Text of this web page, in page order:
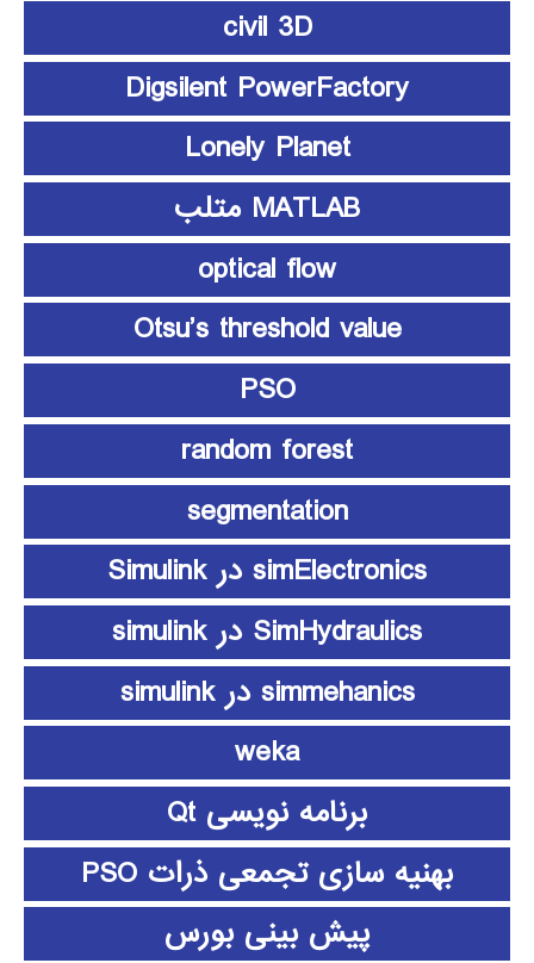
civil 3D
Digsilent PowerFactory
Lonely Planet
MATLAB متلب
optical flow
Otsu’s threshold value
PSO
random forest
segmentation
simElectronics در Simulink
SimHydraulics در simulink
simmehanics در simulink
weka
برنامه نویسی Qt
بهنیه سازی تجمعی ذرات PSO
پیش بینی بورس